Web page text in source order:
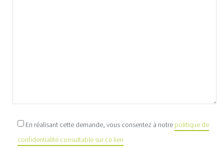
En réalisant cette demande, vous consentez à notre politique de
confidentialité consultable sur ce lien